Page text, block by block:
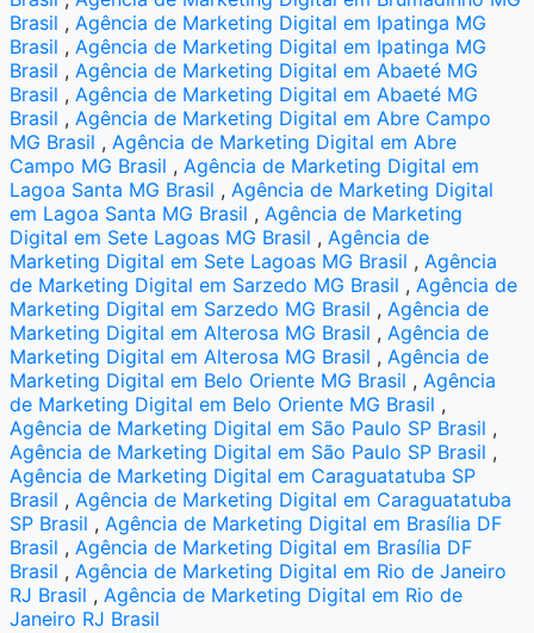
Brasil ,Agência de Marketing Digital em Ipatinga MG
Brasil ,Agência de Marketing Digital em Ipatinga MG
Brasil ,Agência de Marketing Digital em Abaeté MG
Brasil ,Agência de Marketing Digital em Abaeté MG
Brasil ,Agência de Marketing Digital em Abre Campo
MG Brasil ,Agência de Marketing Digital em Abre
Campo MG Brasil ,Agência de Marketing Digital em
Lagoa Santa MG Brasil ,Agência de Marketing Digital
em Lagoa Santa MG Brasil ,Agência de Marketing
Digital em Sete Lagoas MG Brasil ,Agência de
Marketing Digital em Sete Lagoas MG Brasil ,Agência
de Marketing Digital em Sarzedo MG Brasil ,Agência de
Marketing Digital em Sarzedo MG Brasil ,Agência de
Marketing Digital em Alterosa MG Brasil ,Agência de
Marketing Digital em Alterosa MG Brasil ,Agência de
Marketing Digital em Belo Oriente MG Brasil ,Agência
de Marketing Digital em Belo Oriente MG Brasil ,
Agência de Marketing Digital em São Paulo SP Brasil ,
Agência de Marketing Digital em São Paulo SP Brasil ,
Agência de Marketing Digital em Caraguatatuba SP
Brasil ,Agência de Marketing Digital em Caraguatatuba
SP Brasil ,Agência de Marketing Digital em Brasília DF
Brasil ,Agência de Marketing Digital em Brasília DF
Brasil ,Agência de Marketing Digital em Rio de Janeiro
RJ Brasil ,Agência de Marketing Digital em Rio de
Janeiro RJ Brasil